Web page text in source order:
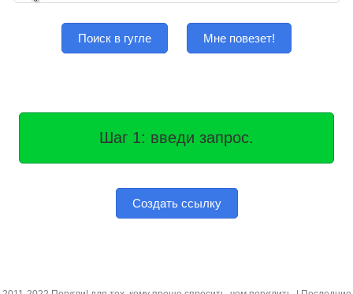
Поиск в гугле Мне повезет!
Шаг 1: введи запрос.
Создать ссылку